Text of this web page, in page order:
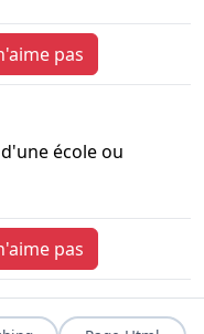
pas
école ou
pas